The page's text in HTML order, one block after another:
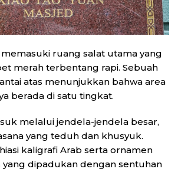
ruang salat utama yang
merah terbentang rapi. Sebuah
atas menunjukkan bahwa area
berada di satu tingkat.
melalui jendela-jendela besar,
yang teduh dan khusyuk.
kaligrafi Arab serta ornamen
yang dipadukan dengan sentuhan